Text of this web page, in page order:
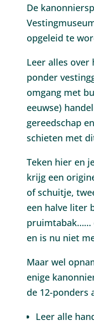
De
opgeleid te
Leer alles over
ponder
omgang met
eeuwse)
gereedschap
schieten met
Teken hier en
krijg een
of schuitje,
een halve liter
pruimtabak……
en is nu niet
Maar wel
enige
de 12-ponders
Leer alle